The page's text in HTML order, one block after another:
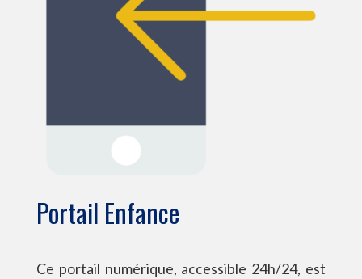
Portail Enfance
Ce portail numérique, accessible 24h/24, est